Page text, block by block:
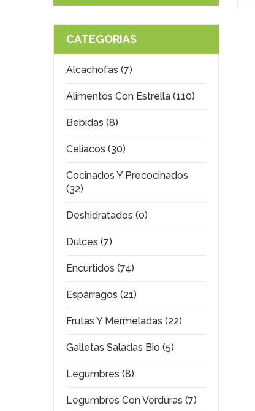
CATEGORIAS
Alcachofas (7)
Alimentos Con Estrella (110)
Bebidas (8)
Celiacos (30)
Cocinados Y Precocinados
(32)
Deshidratados (0)
Dulces (7)
Encurtidos (74)
Espárragos (21)
Frutas Y Mermeladas (22)
Galletas Saladas Bio (5)
Legumbres (8)
Legumbres Con Verduras (7)